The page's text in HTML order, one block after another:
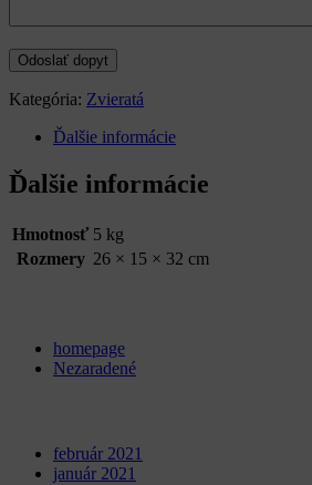
Kategória: Zvieratá
Ďalšie informácie
Ďalšie informácie
Hmotnosť 5 kg
Rozmery 26 × 15 × 32 cm
homepage
Nezaradené
február 2021
január 2021